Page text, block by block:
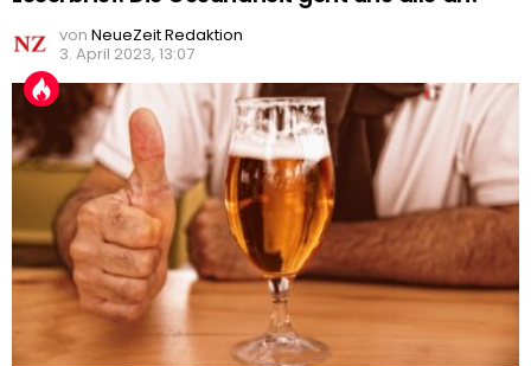
von NeueZeit Redaktion
3. April 2023, 13:07